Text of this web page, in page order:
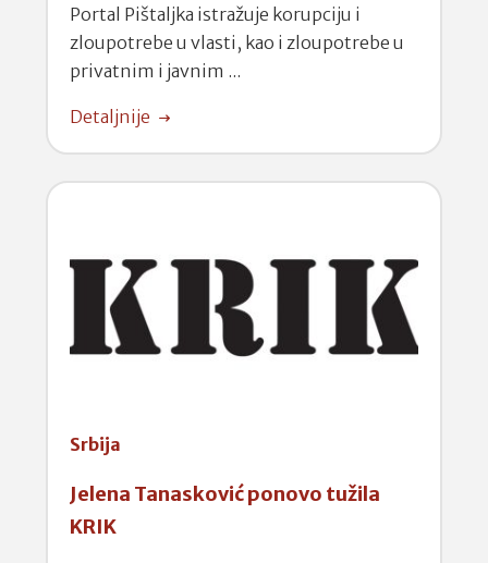
Portal Pištaljka istražuje korupciju i
zloupotrebe u vlasti, kao i zloupotrebe u
privatnim i javnim ...
Detaljnije
Srbija
Jelena Tanasković ponovo tužila
KRIK